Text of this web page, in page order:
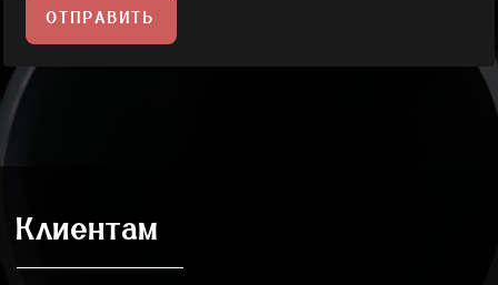
ОТПРАВИТЬ
Клиентам